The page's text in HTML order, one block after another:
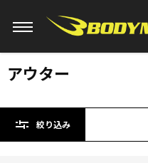
アウター
絞り込み